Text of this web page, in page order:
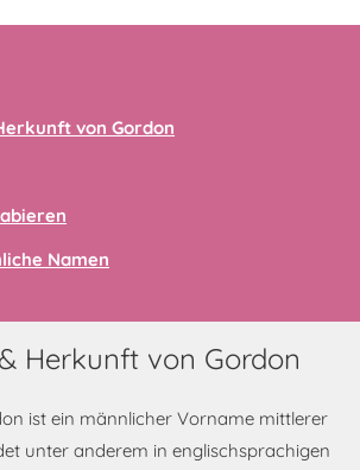
von Gordon
Namen
Herkunft von Gordon
ist ein männlicher Vorname mittlerer
unter anderem in englischsprachigen